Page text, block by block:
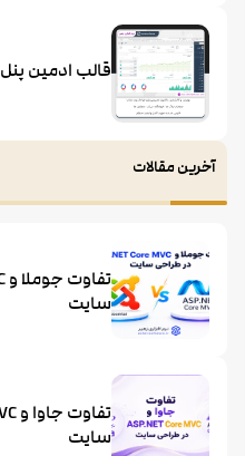
قالب ادمین پنل Gentelella master
آخرین مقالات
سایت
سایت